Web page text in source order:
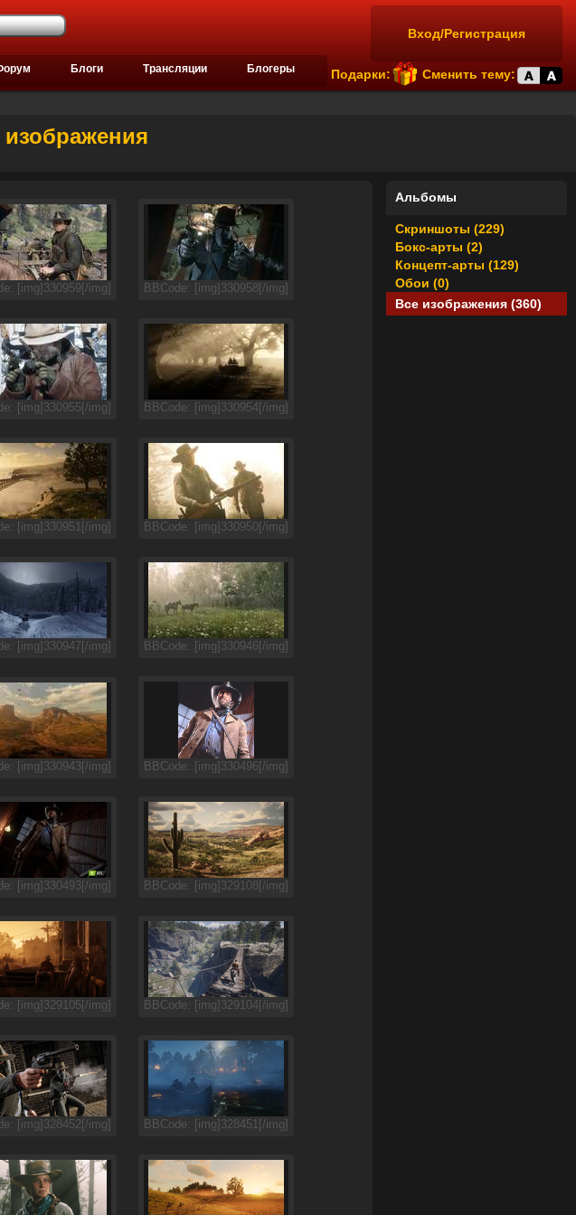
Вход/Регистрация
Подарки: Сменить тему:
Блоги Трансляции Блогеры
[img]330959[/img] BBCode: [img]330958[/img]
[img]330955[/img] BBCode: [img]330954[/img]
[img]330951[/img] BBCode: [img]330950[/img]
[img]330947[/img] BBCode: [img]330946[/img]
[img]330943[/img] BBCode: [img]330496[/img]
[img]330493[/img] BBCode: [img]329108[/img]
[img]329105[/img] BBCode: [img]329104[/img]
[img]328452[/img] BBCode: [img]328451[/img]
Альбомы
Скриншоты (229)
Бокс-арты (2)
Концепт-арты (129)
Обои (0)
Все изображения (360)